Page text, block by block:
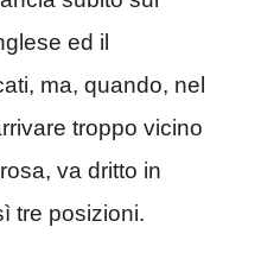
ed il
ma, quando, nel
troppo vicino
va dritto in
tre posizioni.